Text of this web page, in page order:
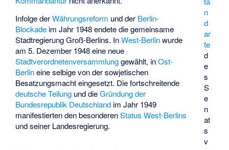
n
d
ar
te
d
e
s
S
e
n
at
s
v
Infolge derWährungsreform und der Berlin-
Blockade im Jahr 1948 endete die gemeinsame
Stadtregierung Groß-Berlins. InWest-Berlinwurde
am 5. Dezember 1948 eine neue
Stadtverordnetenversammlunggewählt, inOst-
Berlineine selbige von der sowjetischen
Besatzungsmacht eingesetzt. Die fortschreitende
deutsche Teilung und dieGründung der
Bundesrepublik Deutschland im Jahr 1949
manifestierten den besonderenStatus West-Berlins
und seiner Landesregierung.